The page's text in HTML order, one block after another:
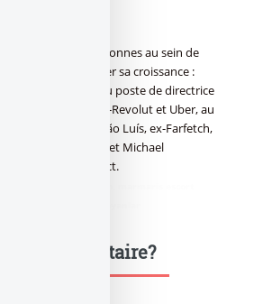
recruté quatre personnes au sein de
pour accompagner sa croissance :
et MessageBird, au poste de directrice
; Irina Scarlat, ex-Revolut et Uber, au
développement ; João Luís, ex-Farfetch,
de l’ingénierie ; et Michael
poste de VP Product.
un commentaire?